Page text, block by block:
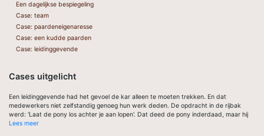
Een dagelijkse bespiegeling
Case: team
Case: paardeneigenaresse
Case: een kudde paarden
Case: leidinggevende
Cases uitgelicht
Een leidinggevende had het gevoel de kar alleen te moeten trekken. En dat
medewerkers niet zelfstandig genoeg hun werk deden. De opdracht in de rijbak
werd: 'Laat de pony los achter je aan lopen'. Dat deed de pony inderdaad, maar hij
Lees meer